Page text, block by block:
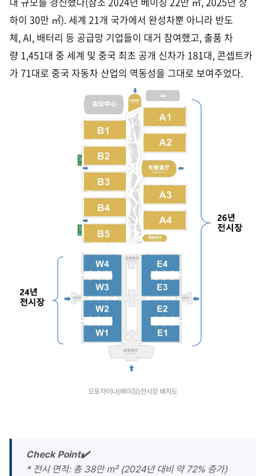
하이 30만 ㎡). 세계 21개 국가에서 완성차뿐 아니라 반도
체, AI, 배터리 등 공급망 기업들이 대거 참여했고, 출품 차
량 1,451대 중 세계 및 중국 최초 공개 신차가 181대, 콘셉트카
가 71대로 중국 자동차 산업의 역동성을 그대로 보여주었다.
오토차이나(베이징)전시장 배치도
Check Point✔️
* 전시 면적: 총 38만 ㎡ (2024년 대비 약 72% 증가)